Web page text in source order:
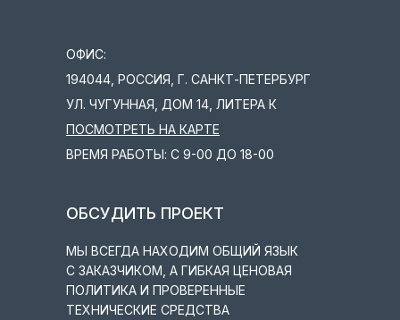
ОБСУДИТЬ ПРОЕКТ
МЫ ВСЕГДА НАХОДИМ ОБЩИЙ ЯЗЫК
С ЗАКАЗЧИКОМ, А ГИБКАЯ ЦЕНОВАЯ
ПОЛИТИКА И ПРОВЕРЕННЫЕ
ТЕХНИЧЕСКИЕ СРЕДСТВА
ОФИС:
194044, РОССИЯ, Г. САНКТ-ПЕТЕРБУРГ
УЛ. ЧУГУННАЯ, ДОМ 14, ЛИТЕРА К
ПОСМОТРЕТЬ НА КАРТЕ
ВРЕМЯ РАБОТЫ: С 9-00 ДО 18-00